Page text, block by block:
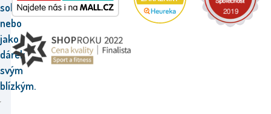
sobě
nebo
jako
dárek
svým
blízkým.